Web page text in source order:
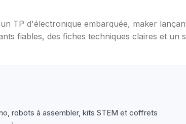
TP d'électronique embarquée, maker
fiables, des fiches techniques claires et un
et modules (température, distance, WiFi,
robots à assembler, kits STEM et coffrets